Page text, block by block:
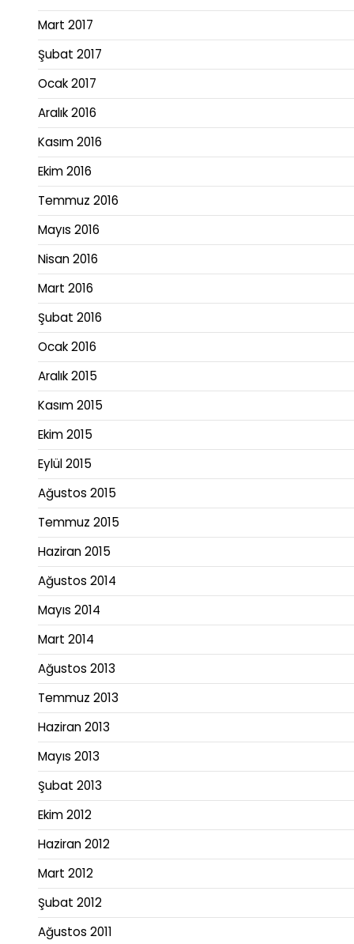
Mart 2017
Şubat 2017
Ocak 2017
Aralık 2016
Kasım 2016
Ekim 2016
Temmuz 2016
Mayıs 2016
Nisan 2016
Mart 2016
Şubat 2016
Ocak 2016
Aralık 2015
Kasım 2015
Ekim 2015
Eylül 2015
Ağustos 2015
Temmuz 2015
Haziran 2015
Ağustos 2014
Mayıs 2014
Mart 2014
Ağustos 2013
Temmuz 2013
Haziran 2013
Mayıs 2013
Şubat 2013
Ekim 2012
Haziran 2012
Mart 2012
Şubat 2012
Ağustos 2011